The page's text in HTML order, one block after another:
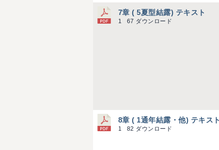
7章 ( 5夏型結露) テキスト
1 67 ダウンロード
8章 ( 1通年結露・他) テキスト
1 82 ダウンロード